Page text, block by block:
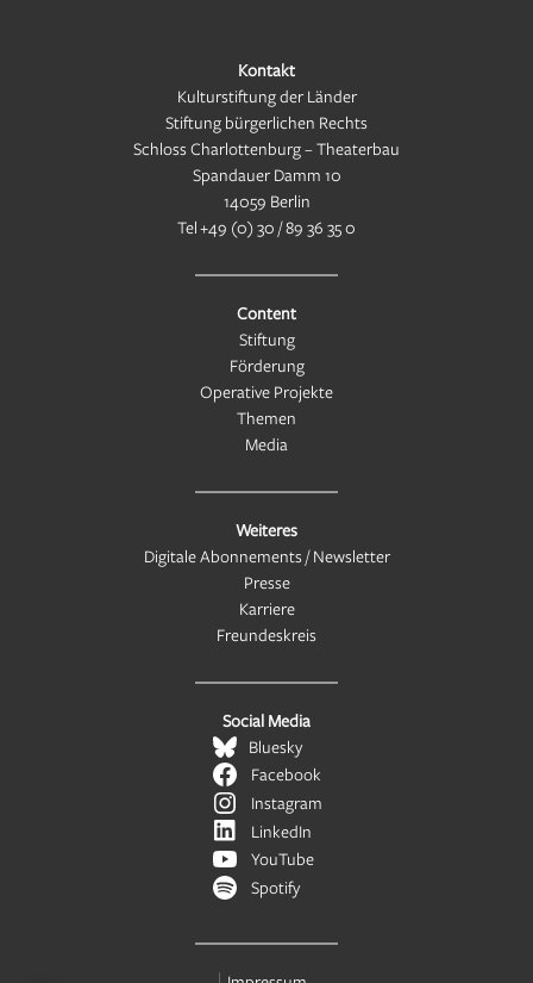
Kontakt
Kulturstiftung der Länder
Stiftung bürgerlichen Rechts
Schloss Charlottenburg – Theaterbau
Spandauer Damm 10
14059 Berlin
Tel+49 (0) 30 / 89 36 35 0
Content
Stiftung
Förderung
Operative Projekte
Themen
Media
Weiteres
Digitale Abonnements / Newsletter
Presse
Karriere
Freundeskreis
Social Media
Bluesky
Facebook
Instagram
LinkedIn
YouTube
Spotify